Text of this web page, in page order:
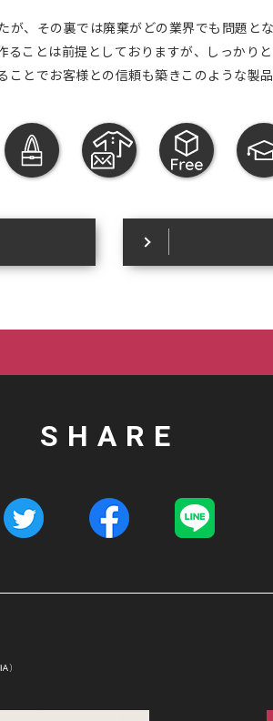
、その裏では廃棄がどの業界でも問題と
ことは前提としておりますが、しっかり
とでお客様との信頼も築きこのような製
SHARE